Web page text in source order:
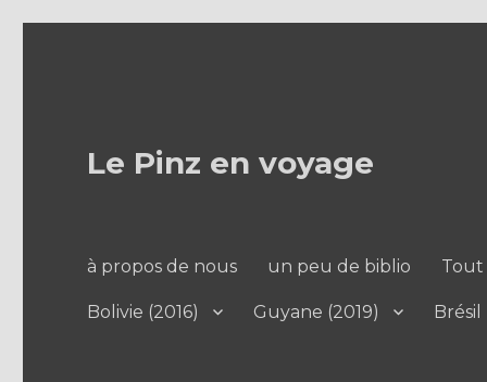
Le Pinz en voyage
à propos de nous un peu de biblio Tout
Bolivie (2016) Guyane (2019) Brésil